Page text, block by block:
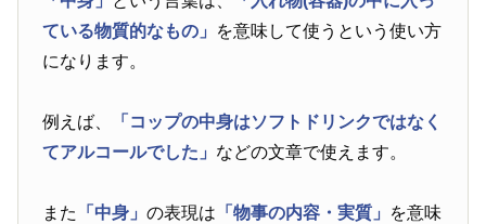
ている物質的なもの」 を意味して使うという使い方
になります。
例えば、
「コップの中身はソフトドリンクではなく
てアルコールでした」 などの文章で使えます。
また 「中身」の表現は 「物事の内容・実質」 を意味